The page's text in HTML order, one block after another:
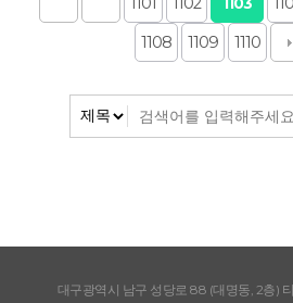
1108
1109 1110
대구광역시 남구 성당로 88 (대명동, 2층)